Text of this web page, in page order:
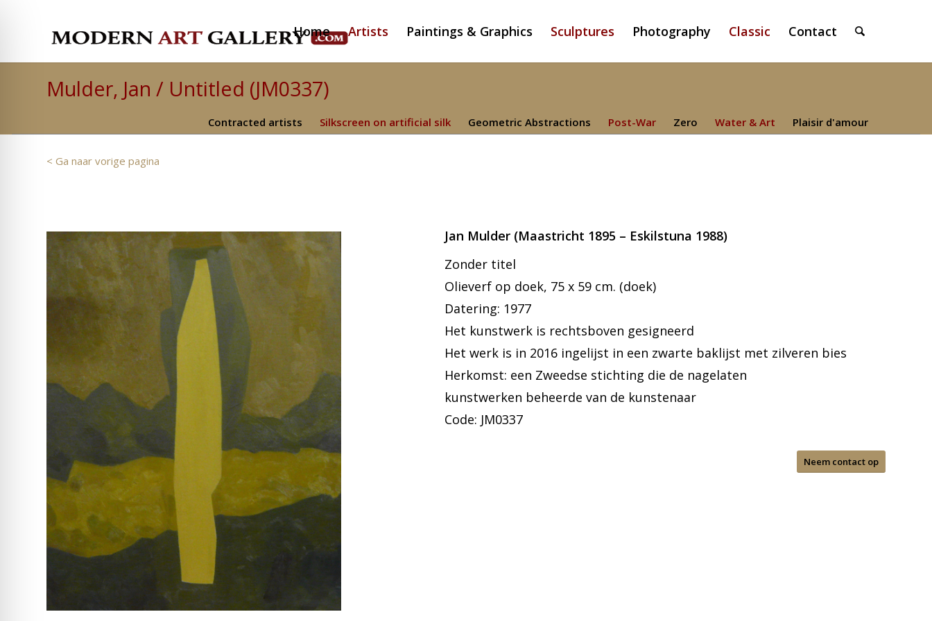
Home Artists Paintings & Graphics Sculptures Photography Classic Contact
Mulder, Jan / Untitled (JM0337)
Contracted artists Silkscreen on artificial silk Geometric Abstractions Post-War Zero Water & Art Plaisir d'amour
< Ga naar vorige pagina
Jan Mulder (Maastricht 1895 – Eskilstuna 1988)
Zonder titel
Olieverf op doek, 75 x 59 cm. (doek)
Datering: 1977
Het kunstwerk is rechtsboven gesigneerd
Het werk is in 2016 ingelijst in een zwarte baklijst met zilveren bies
Herkomst: een Zweedse stichting die de nagelaten
kunstwerken beheerde van de kunstenaar
Code: JM0337
Neem contact op